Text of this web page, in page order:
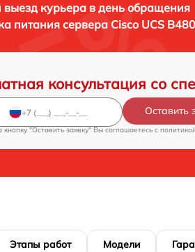
выезд курьера в день обращения
питания сервера Cisco UCS
консультация со
Оставить
"Оставить заявку" Вы соглашаетесь c
Этапы работ Модели